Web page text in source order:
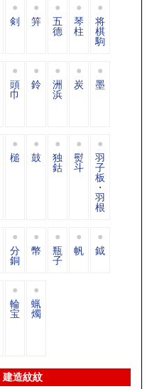
剣 笄 五
德
琴
柱
将
棋
駒
頭
巾
鈴 洲
浜
炭 墨
槌 鼓 独
鈷
熨
斗
羽
子
板
・
羽
根
分
銅
幣 瓶
子
帆 鉞
輪
宝
蝋
燭
建造紋紋